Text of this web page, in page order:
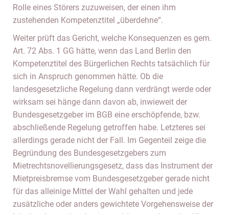
Rolle eines Störers zuzuweisen, der einen ihm
zustehenden Kompetenztitel „überdehne“.
Weiter prüft das Gericht, welche Konsequenzen es gem.
Art. 72 Abs. 1 GG hätte, wenn das Land Berlin den
Kompetenztitel des Bürgerlichen Rechts tatsächlich für
sich in Anspruch genommen hätte. Ob die
landesgesetzliche Regelung dann verdrängt werde oder
wirksam sei hänge dann davon ab, inwieweit der
Bundesgesetzgeber im BGB eine erschöpfende, bzw.
abschließende Regelung getroffen habe. Letzteres sei
allerdings gerade nicht der Fall. Im Gegenteil zeige die
Begründung des Bundesgesetzgebers zum
Mietrechtsnovellierungsgesetz, dass das Instrument der
Mietpreisbremse vom Bundesgesetzgeber gerade nicht
für das alleinige Mittel der Wahl gehalten und jede
zusätzliche oder anders gewichtete Vorgehensweise der